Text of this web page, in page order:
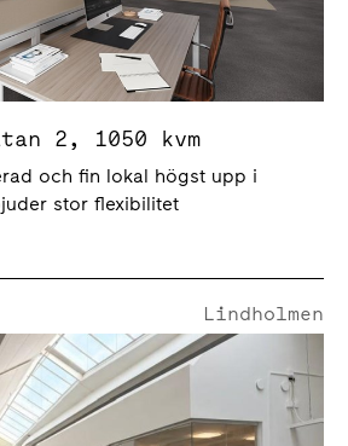
Götaverksgatan 2, 1050 kvm
och fin lokal högst upp i
stor flexibilitet
Lindholmen